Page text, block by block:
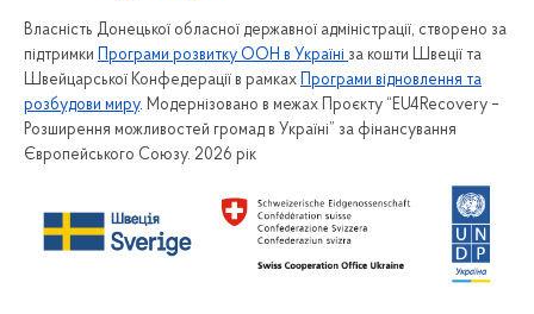
Власність Донецької обласної державної адміністрації, створено за
підтримки Програми розвитку ООН в Україні за кошти Швеції та
Швейцарської Конфедерації в рамках Програми відновлення та
розбудови миру. Модернізовано в межах Проєкту “EU4Recovery –
Розширення можливостей громад в Україні” за фінансування
Європейського Союзу. 2026 рік